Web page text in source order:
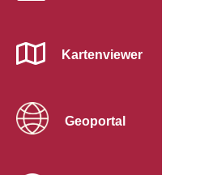
Kartenviewer
Geoportal